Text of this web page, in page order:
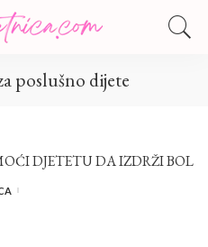
poslušno dijete
DJETETU DA IZDRŽI BOL